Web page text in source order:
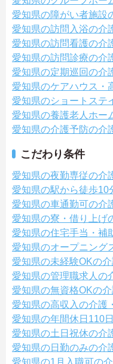
愛知県の障がい者施設
愛知県の訪問入浴の介
愛知県の訪問看護の介
愛知県の訪問診療の介
愛知県の定期巡回の介
愛知県のケアハウス・
愛知県のショートステ
愛知県の養護老人ホー
愛知県の介護予防の介
こだわり条件
愛知県の夜勤専従の介
愛知県の駅から徒歩10
愛知県の車通勤可の介
愛知県の寮・借り上げ
愛知県の住宅手当・補
愛知県のオープニング
愛知県の未経験OKの
愛知県の管理職求人の
愛知県の無資格OKの
愛知県の高収入の介護
愛知県の年間休日110
愛知県の土日祝休の介
愛知県の日勤のみの介
愛知県の1月入職可の